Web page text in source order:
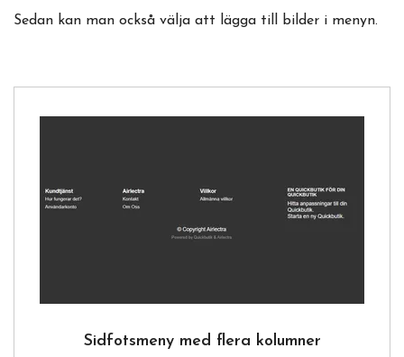
Sedan kan man också välja att lägga till bilder i menyn.
Sidfotsmeny med flera kolumner